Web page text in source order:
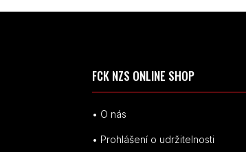
FCK NZS ONLINE SHOP
• O nás
• Prohlášení o udržitelnosti